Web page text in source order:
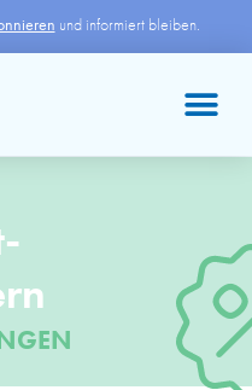
und informiert bleiben.